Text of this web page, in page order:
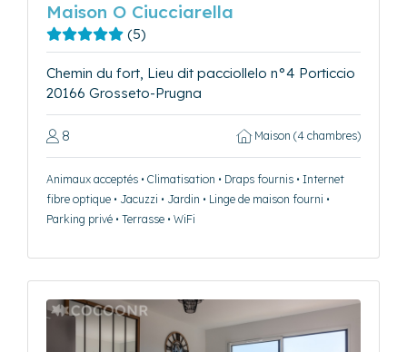
Maison O Ciucciarella
(5)
Chemin du fort, Lieu dit pacciollelo n°4 Porticcio
20166 Grosseto-Prugna
8 Maison (4 chambres)
Animaux acceptés • Climatisation • Draps fournis • Internet
fibre optique • Jacuzzi • Jardin • Linge de maison fourni •
Parking privé • Terrasse • WiFi